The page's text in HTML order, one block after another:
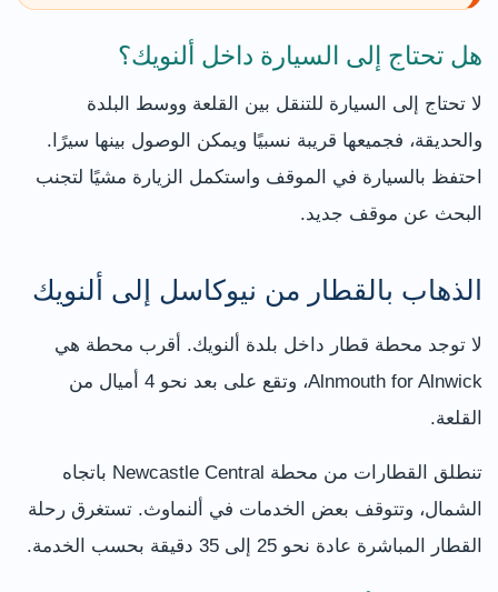
هل تحتاج إلى السيارة داخل ألنويك؟
لا تحتاج إلى السيارة للتنقل بين القلعة ووسط البلدة
والحديقة، فجميعها قريبة نسبيًا ويمكن الوصول بينها سيرًا.
احتفظ بالسيارة في الموقف واستكمل الزيارة مشيًا لتجنب
البحث عن موقف جديد.
الذهاب بالقطار من نيوكاسل إلى ألنويك
لا توجد محطة قطار داخل بلدة ألنويك. أقرب محطة هي
Alnmouth for Alnwick، وتقع على بعد نحو 4 أميال من
القلعة.
تنطلق القطارات من محطة Newcastle Central باتجاه
الشمال، وتتوقف بعض الخدمات في ألنماوث. تستغرق رحلة
القطار المباشرة عادة نحو 25 إلى 35 دقيقة بحسب الخدمة.